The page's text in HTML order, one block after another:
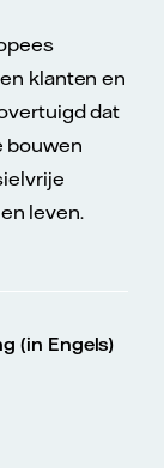
klanten en
dat
bouwen
leven.
(in Engels)